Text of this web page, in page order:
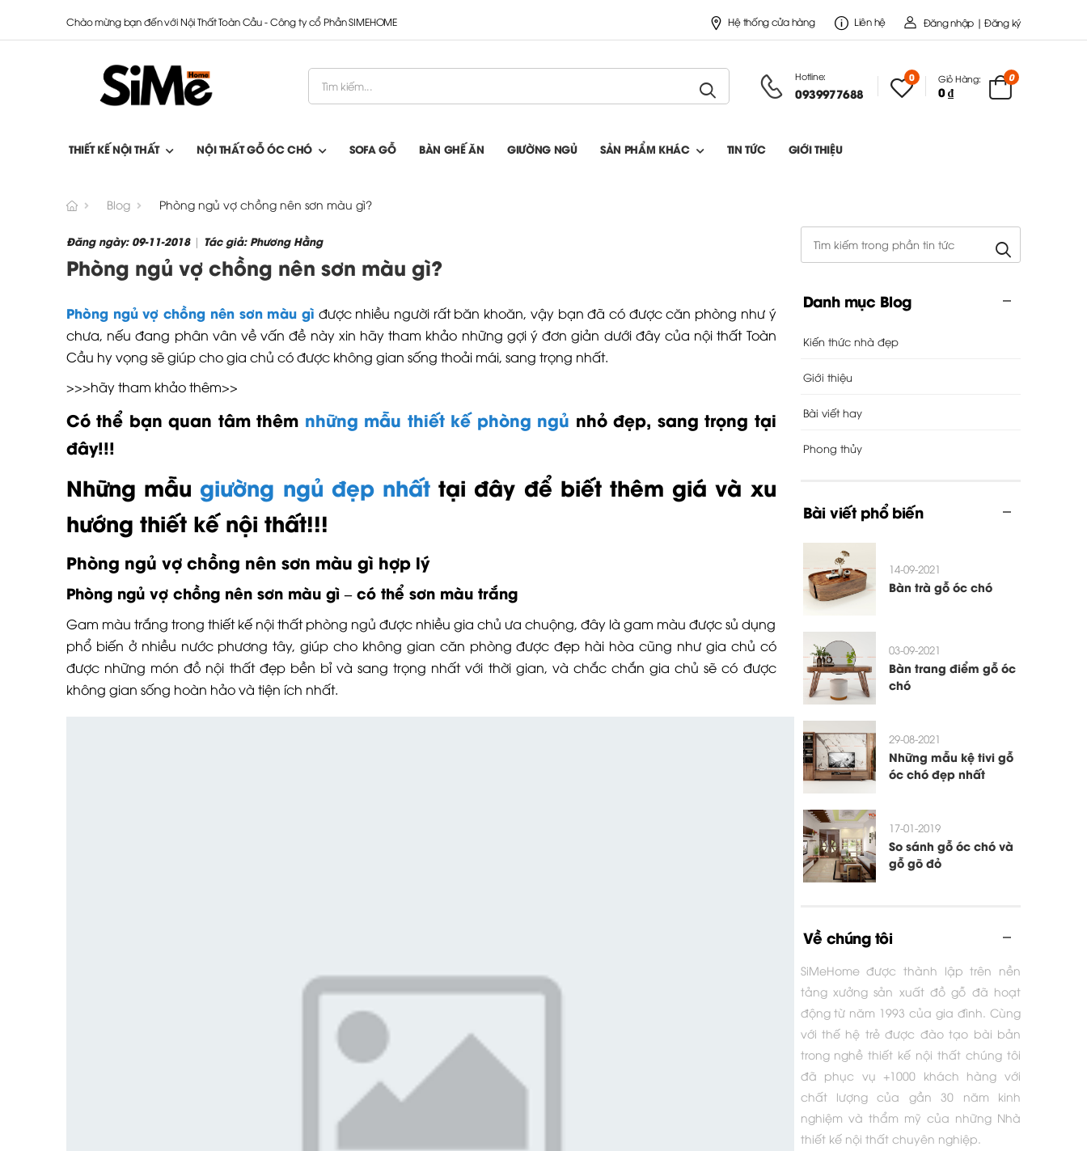
Chào mừng bạn đến với Nội Thất Toàn Cầu - Công ty cổ Phần SIMEHOME Hệ thống cửa hàng Liên hệ Đăng nhập | Đăng ký
Hotline:
0939977688
0 Giỏ Hàng:
0 ₫
0
THIẾT KẾ NỘI THẤT NỘI THẤT GỖ ÓC CHÓ SOFA GỖ BÀN GHẾ ĂN GIƯỜNG NGỦ SẢN PHẨM KHÁC TIN TỨC GIỚI THIỆU
Blog Phòng ngủ vợ chồng nên sơn màu gì?
Đăng ngày: 09-11-2018| Tác giả: Phương Hằng
Phòng ngủ vợ chồng nên sơn màu gì?
Phòng ngủ vợ chồng nên sơn màu gì được nhiều người rất băn khoăn, vậy bạn đã có được căn phòng như ý
chưa, nếu đang phân vân về vấn đề này xin hãy tham khảo những gợi ý đơn giản dưới đây của nội thất Toàn
Cầu hy vọng sẽ giúp cho gia chủ có được không gian sống thoải mái, sang trọng nhất.
>>>hãy tham khảo thêm>>
Có thể bạn quan tâm thêm những mẫu thiết kế phòng ngủ nhỏ đẹp, sang trọng tại
đây!!!
Những mẫu giường ngủ đẹp nhấttại đây để biết thêm giá và xu
hướng thiết kế nội thất!!!
Phòng ngủ vợ chồng nên sơn màu gì hợp lý
Phòng ngủ vợ chồng nên sơn màu gì – có thể sơn màu trắng
Gam màu trắng trong thiết kế nội thất phòng ngủ được nhiều gia chủ ưa chuộng, đây là gam màu được sủ dụng
phổ biến ở nhiều nước phương tây, giúp cho không gian căn phòng được đẹp hài hòa cũng như gia chủ có
được những món đồ nội thất đẹp bền bỉ và sang trọng nhất với thời gian, và chắc chắn gia chủ sẽ có được
không gian sống hoàn hảo và tiện ích nhất.
Danh mục Blog
Kiến thức nhà đẹp
Giới thiệu
Bài viết hay
Phong thủy
Bài viết phổ biến
14-09-2021
Bàn trà gỗ óc chó
03-09-2021
Bàn trang điểm gỗ óc
chó
29-08-2021
Những mẫu kệ tivi gỗ
óc chó đẹp nhất
17-01-2019
So sánh gỗ óc chó và
gỗ gõ đỏ
Về chúng tôi
SiMeHome được thành lập trên nền
tảng xưởng sản xuất đồ gỗ đã hoạt
động từ năm 1993 của gia đình. Cùng
với thế hệ trẻ được đào tạo bài bản
trong nghề thiết kế nội thất chúng tôi
đã phục vụ +1000 khách hàng với
chất lượng của gần 30 năm kinh
nghiệm và thẩm mỹ của những Nhà
thiết kế nội thất chuyên nghiệp.